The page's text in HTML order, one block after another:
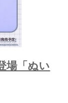
場「ぬい